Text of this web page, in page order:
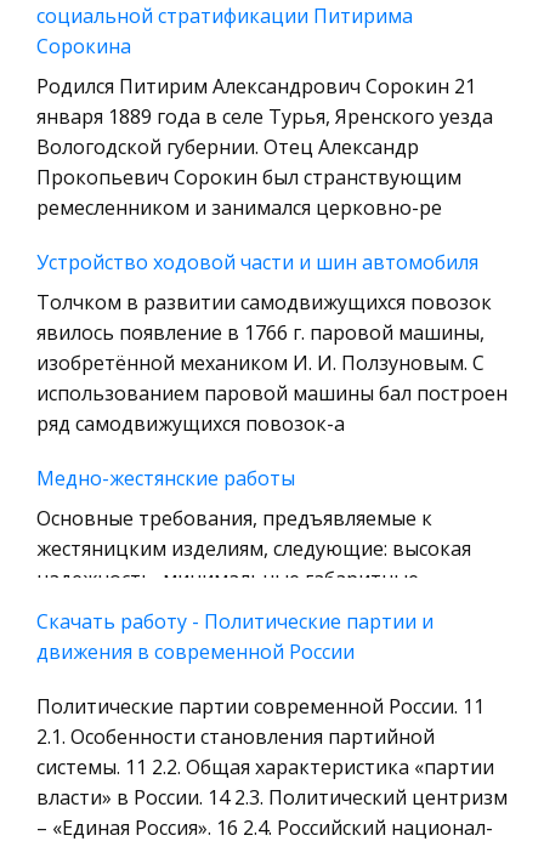
Конституционное (государственное) право
зарубежных стран
Муниципальное право России
Радиоэлектроника
Право
Физкультура и Спорт
История отечественного государства и
права
Технология
Уголовное право
Охрана природы, Экология,
Природопользование
Военная кафедра
Социология
Страховое право
Военное дело
Экономика и Финансы
Химия
Металлургия
Микроэкономика, экономика предприятия,
предпринимательство
социальной стратификации Питирима
Сорокина
Родился Питирим Александрович Сорокин 21
января 1889 года в селе Турья, Яренского уезда
Вологодской губернии. Отец Александр
Прокопьевич Сорокин был странствующим
ремесленником и занимался церковно-ре
Устройство ходовой части и шин автомобиля
Толчком в развитии самодвижущихся повозок
явилось появление в 1766 г. паровой машины,
изобретённой механиком И. И. Ползуновым. С
использованием паровой машины бал построен
ряд самодвижущихся повозок-а
Медно-жестянские работы
Основные требования, предъявляемые к
жестяницким изделиям, следующие: высокая
надежность, минимальные габаритные
размеры и масса, технологичность и
экономичность, удобство и безопасность
обслуживания,
Площадь Восстания
Николаевский вокзал. Площадь и революция.
Годы войны. Станция метро «Площадь
Восстания». Дань памяти. Послесловие. Список
Скачать работу - Политические партии и
движения в современной России
Политические партии современной России. 11
2.1. Особенности становления партийной
системы. 11 2.2. Общая характеристика «партии
власти» в России. 14 2.3. Политический центризм
– «Единая Россия». 16 2.4. Российский национал-